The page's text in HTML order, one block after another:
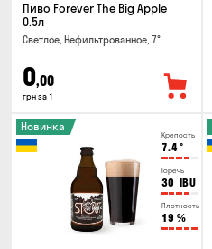
Пиво Forever The Big Apple
0.5л
Светлое, Нефильтрованное, 7°
0,00
грн за 1
Крепость
7.4°
Горечь
30 IBU
Плотность
19 %
Новинка